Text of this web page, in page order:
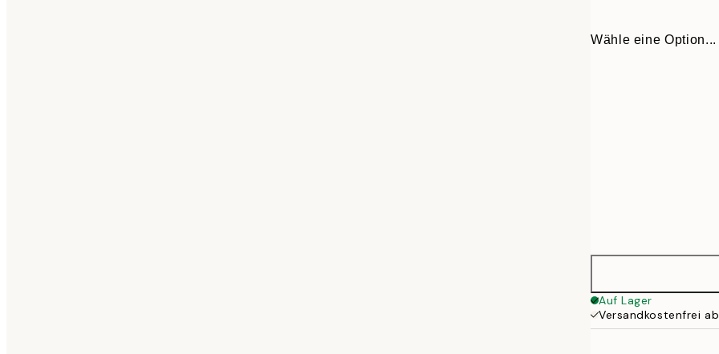
Wähle eine Option...
Auf Lager
Versandkostenfrei